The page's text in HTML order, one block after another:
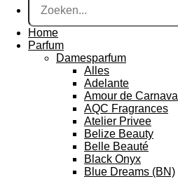
Home
Parfum
Damesparfum
Alles
Adelante
Amour de Carnaval
AQC Fragrances
Atelier Privee
Belize Beauty
Belle Beauté
Black Onyx
Blue Dreams (BN)